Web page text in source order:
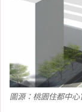
圖源：桃園住都中心